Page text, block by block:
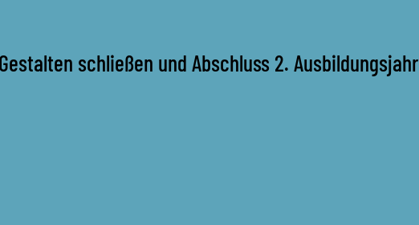
schließen und Abschluss 2. Ausbildungsjahr